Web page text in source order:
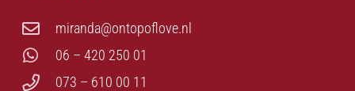
miranda@ontopoflove.nl
06 – 420 250 01
073 – 610 00 11